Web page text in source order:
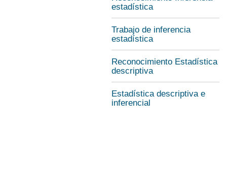
estadística
Trabajo de inferencia
estadística
Reconocimiento Estadística
descriptiva
Estadística descriptiva e
inferencial